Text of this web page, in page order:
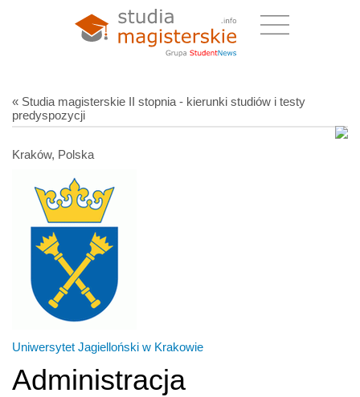
« Studia magisterskie II stopnia - kierunki studiów i testy
predyspozycji
Kraków, Polska
Uniwersytet Jagielloński w Krakowie
Administracja